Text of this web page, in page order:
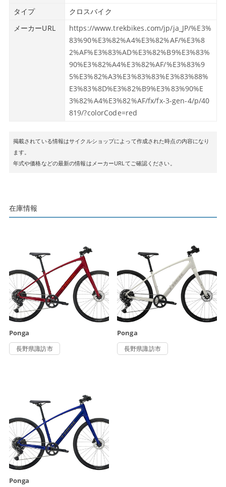
タイプ
クロスバイク
メーカーURL
https://www.trekbikes.com/jp/ja_JP/%E3%
83%90%E3%82%A4%E3%82%AF/%E3%8
2%AF%E3%83%AD%E3%82%B9%E3%83%
90%E3%82%A4%E3%82%AF/%E3%83%9
5%E3%82%A3%E3%83%83%E3%83%88%
E3%83%8D%E3%82%B9%E3%83%90%E
3%82%A4%E3%82%AF/fx/fx-3-gen-4/p/40
819/?colorCode=red
掲載されている情報はサイクルショップによって作成された時点の内容になり
ます。
年式や価格などの最新の情報はメーカーURLてご確認ください。
在庫情報
Ponga
長野県諏訪市
Ponga
長野県諏訪市
Ponga